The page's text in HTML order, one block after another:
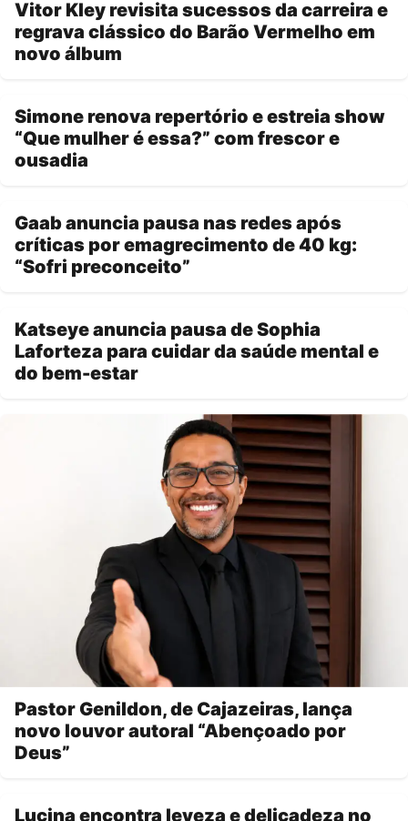
Vitor Kley revisita sucessos da carreira e
regrava clássico do Barão Vermelho em
novo álbum
Simone renova repertório e estreia show
“Que mulher é essa?” com frescor e
ousadia
Gaab anuncia pausa nas redes após
críticas por emagrecimento de 40 kg:
“Sofri preconceito”
Katseye anuncia pausa de Sophia
Laforteza para cuidar da saúde mental e
do bem-estar
Pastor Genildon, de Cajazeiras, lança
novo louvor autoral “Abençoado por
Deus”
Lucina encontra leveza e delicadeza no